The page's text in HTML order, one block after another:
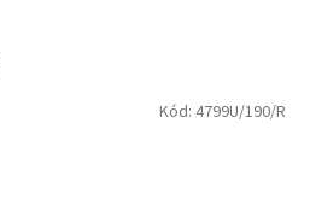
Kód: 4799U/190/R